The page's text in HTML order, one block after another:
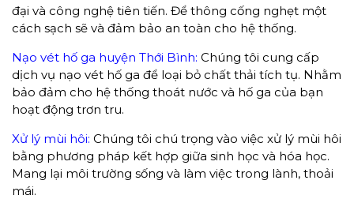
đại và công nghệ tiên tiến. Để thông cống nghẹt một
cách sạch sẽ và đảm bảo an toàn cho hệ thống.
Nạo vét hố ga huyện Thới Bình: Chúng tôi cung cấp
dịch vụ nạo vét hố ga để loại bỏ chất thải tích tụ. Nhằm
bảo đảm cho hệ thống thoát nước và hố ga của bạn
hoạt động trơn tru.
Xử lý mùi hôi: Chúng tôi chú trọng vào việc xử lý mùi hôi
bằng phương pháp kết hợp giữa sinh học và hóa học.
Mang lại môi trường sống và làm việc trong lành, thoải
mái.